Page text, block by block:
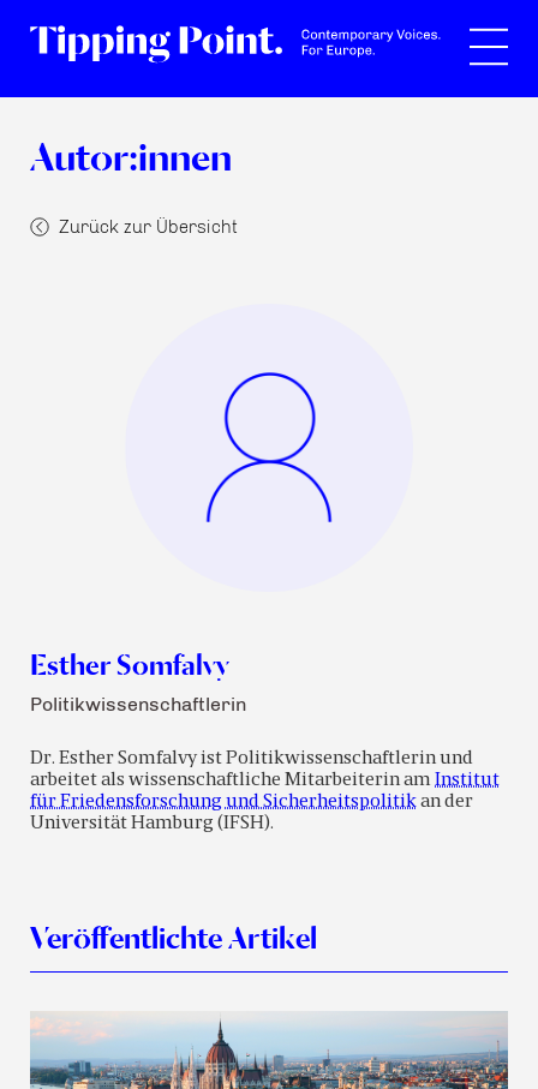
Autor:innen
Zurück zur Übersicht
Esther Somfalvy
Politikwissenschaftlerin
Dr. Esther Somfalvy ist Politikwissenschaftlerin und
arbeitet als wissenschaftliche Mitarbeiterin amInstitut
für Friedensforschung und Sicherheitspolitikan der
Universität Hamburg (IFSH).
Veröffentlichte Artikel